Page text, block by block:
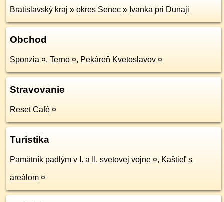
Bratislavský kraj » okres Senec » Ivanka pri Dunaji
Obchod
Sponzia ¤, Terno ¤, Pekáreň Kvetoslavov ¤
Stravovanie
Reset Café ¤
Turistika
Pamätník padlým v I. a II. svetovej vojne ¤, Kaštieľ s
areálom ¤